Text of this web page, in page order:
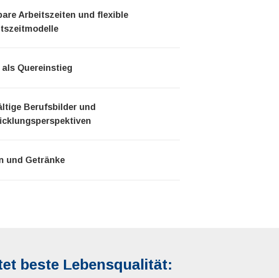
Arbeitszeiten und flexible
Quereinstieg
Berufsbilder und
und Getränke
beste Lebensqualität: